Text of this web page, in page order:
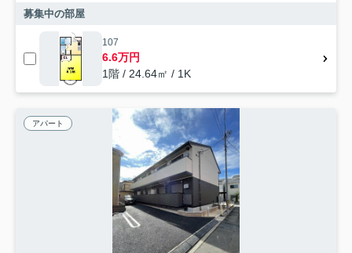
募集中の部屋
107
6.6万円
1階 / 24.64㎡ / 1K
アパート